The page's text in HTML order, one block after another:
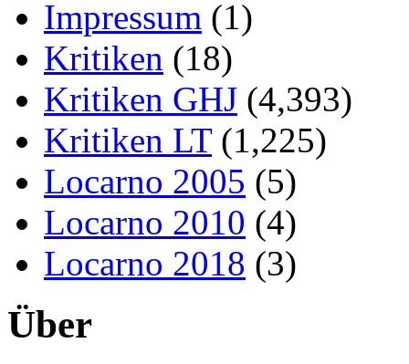
Impressum (1)
Kritiken (18)
Kritiken GHJ (4,393)
Kritiken LT(1,225)
Locarno 2005 (5)
Locarno 2010 (4)
Locarno 2018 (3)
Über